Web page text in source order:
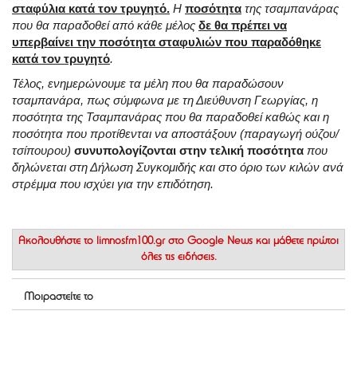
σταφύλια κατά τον τρυγητό. Η ποσότητα της τσαμπανάρας
που θα παραδοθεί από κάθε μέλος δε θα πρέπει να
υπερβαίνει την ποσότητα σταφυλιών που παραδόθηκε
κατά τον τρυγητό.
Τέλος, ενημερώνουμε τα μέλη που θα παραδώσουν
τσαμπανάρα, πως σύμφωνα με τη Διεύθυνση Γεωργίας, η
ποσότητα της Τσαμπανάρας που θα παραδοθεί καθώς και η
ποσότητα που προτίθενται να αποστάξουν (παραγωγή ούζου/
τσίπουρου) συνυπολογίζονται στην τελική ποσότητα που
δηλώνεται στη Δήλωση Συγκομιδής και στο όριο των κιλών ανά
στρέμμα που ισχύει για την επιδότηση.
Ακολουθήστε το limnosfm100.gr στο Google News και μάθετε πρώτοι
όλες τις ειδήσεις.
Μοιραστείτε το